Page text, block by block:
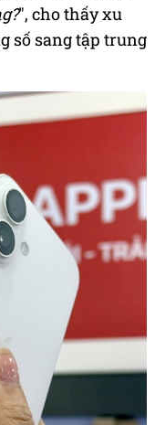
", cho thấy xu
số sang tập trung